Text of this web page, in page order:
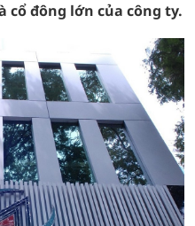
cổ đông lớn của công ty.